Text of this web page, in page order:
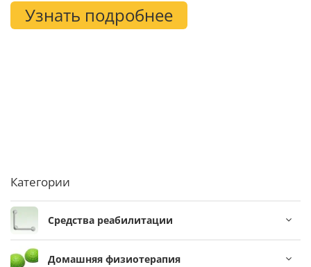
Узнать подробнее
Категории
Средства реабилитации
Домашняя физиотерапия